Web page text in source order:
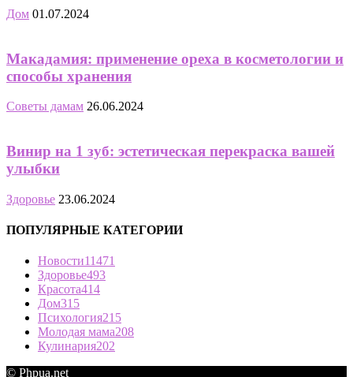
Дом 01.07.2024
Макадамия: применение ореха в косметологии и
способы хранения
Советы дамам 26.06.2024
Винир на 1 зуб: эстетическая перекраска вашей
улыбки
Здоровье 23.06.2024
ПОПУЛЯРНЫЕ КАТЕГОРИИ
Новости11471
Здоровье493
Красота414
Дом315
Психология215
Молодая мама208
Кулинария202
© Phpua.net